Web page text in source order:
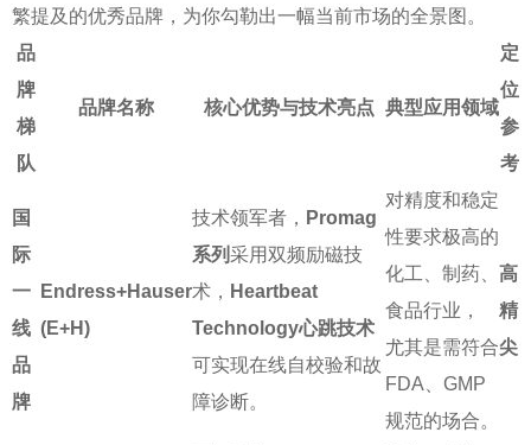
繁提及的优秀品牌，为你勾勒出一幅当前市场的全景图。
品
牌
梯
队
品牌名称 核心优势与技术亮点 典型应用领域
定
位
参
考
国
际
一
线
品
牌
Endress+Hauser
(E+H)
技术领军者， Promag
系列采用双频励磁技
术， Heartbeat
Technology心跳技术
可实现在线自校验和故
障诊断。
对精度和稳定
性要求极高的
化工、制药、
食品行业，
尤其是需符合
FDA、GMP
规范的场合。
高
精
尖